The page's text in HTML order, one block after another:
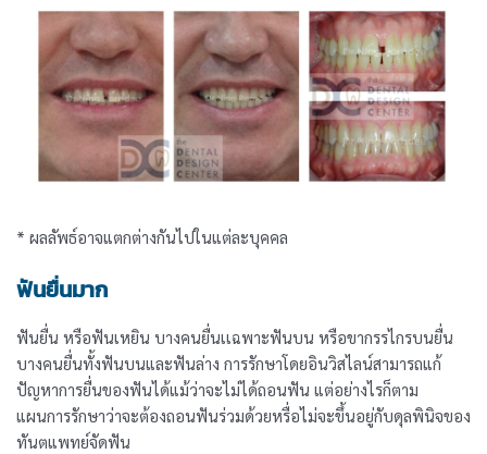
* ผลลัพธ์อาจแตกต่างกันไปในแต่ละบุคคล
ฟันยื่นมาก
ฟันยื่น หรือฟันเหยิน บางคนยื่นเเฉพาะฟันบน หรือขากรรไกรบนยื่น
บางคนยื่นทั้งฟันบนและฟันล่าง การรักษาโดยอินวิสไลน์สามารถแก้
ปัญหาการยื่นของฟันได้แม้ว่าจะไม่ได้ถอนฟัน แต่อย่างไรก็ตาม
แผนการรักษาว่าจะต้องถอนฟันร่วมด้วยหรื่อไม่จะขึ้นอยู่กับดุลพินิจของ
ทันตแพทย์จัดฟัน